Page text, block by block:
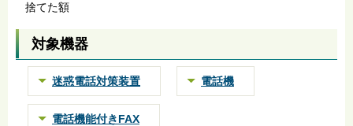
捨てた額
対象機器
迷惑電話対策装置 電話機
電話機能付きFAX